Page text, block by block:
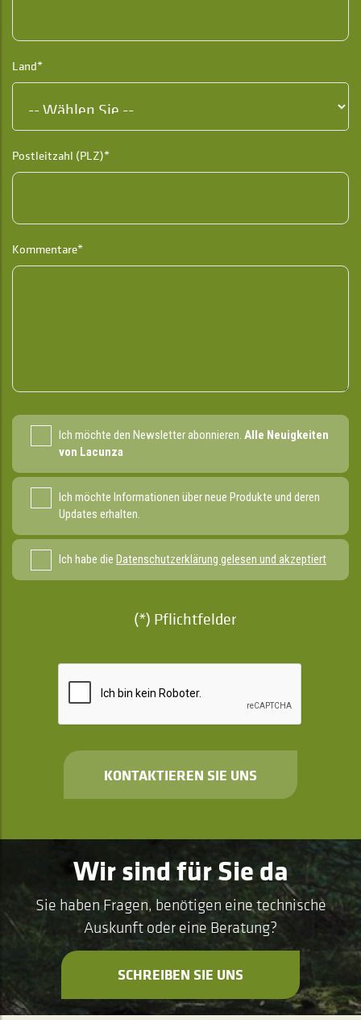
Land*
Postleitzahl (PLZ)*
Kommentare*
Ich möchte den Newsletter abonnieren. Alle Neuigkeiten
von Lacunza
Ich möchte Informationen über neue Produkte und deren
Updates erhalten.
Ich habe die Datenschutzerklärung gelesen und akzeptiert
(*) Pflichtfelder
KONTAKTIEREN SIE UNS
Wir sind für Sie da
Sie haben Fragen, benötigen eine technische
Auskunft oder eine Beratung?
SCHREIBEN SIE UNS